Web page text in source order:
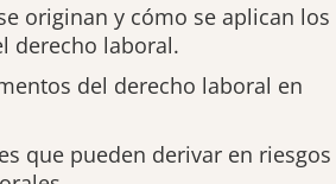
originan y cómo se aplican los
derecho laboral.
del derecho laboral en
que pueden derivar en riesgos